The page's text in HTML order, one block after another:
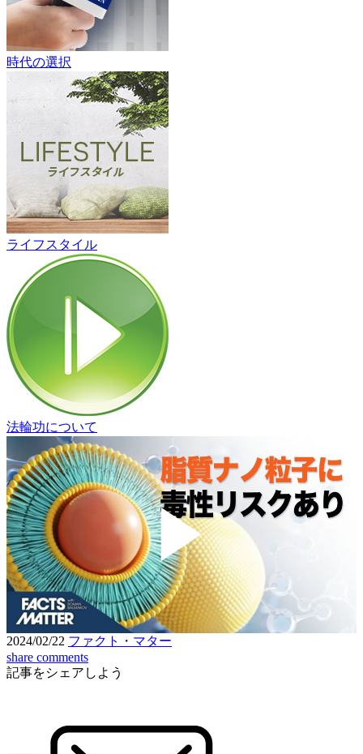
時代の選択
ライフスタイル
法輪功について
Play
2024/02/22 ファクト・マター
share comments
記事をシェアしよう